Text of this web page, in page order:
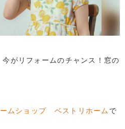
がリフォームのチャンス！窓の
ムショップ ベストリホーム で